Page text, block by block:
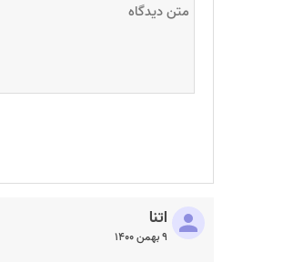
اتنا
۹ بهمن ۱۴۰۰